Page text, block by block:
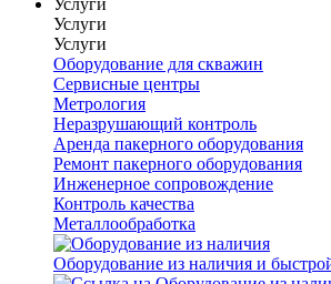
Услуги
Услуги
Услуги
Оборудование для скважин
Сервисные центры
Метрология
Неразрушающий контроль
Аренда пакерного оборудования
Ремонт пакерного оборудования
Инженерное сопровождение
Контроль качества
Металлообработка
Оборудование из наличия и